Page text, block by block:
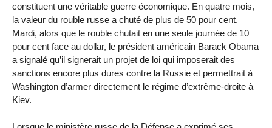
constituent une véritable guerre économique. En quatre mois,
la valeur du rouble russe a chuté de plus de 50 pour cent.
Mardi, alors que le rouble chutait en une seule journée de 10
pour cent face au dollar, le président américain Barack Obama
a signalé qu’il signerait un projet de loi qui imposerait des
sanctions encore plus dures contre la Russie et permettrait à
Washington d’armer directement le régime d’extrême-droite à
Kiev.